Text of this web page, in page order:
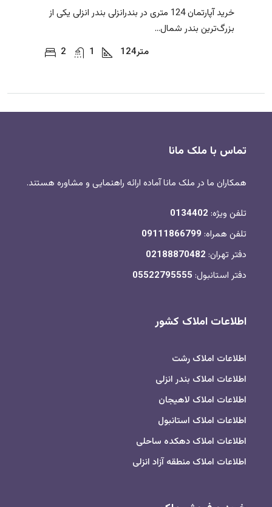
خرید آپارتمان 124 متری در بندرانزلی بندر انزلی یکی از
بزرگ‌ترین بندر شمال...
2
1 124متر
تماس با ملک مانا
همکاران ما در ملک مانا آماده ارائه راهنمایی و مشاوره هستند.
تلفن ویژه: 0134402
تلفن همراه: 09111866799
دفتر تهران: 02188870482
دفتر استانبول: 05522795555
اطلاعات املاک کشور
اطلاعات املاک رشت
اطلاعات املاک بندر انزلی
اطلاعات املاک لاهیجان
اطلاعات املاک استانبول
اطلاعات املاک دهکده ساحلی
اطلاعات املاک منطقه آزاد انزلی